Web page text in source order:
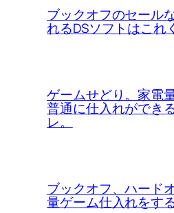
ブックオフのセール
れるDSソフトはこれ
ゲームせどり。家電
普通に仕入れができ
レ。
ブックオフ、ハード
量ゲーム仕入れをす